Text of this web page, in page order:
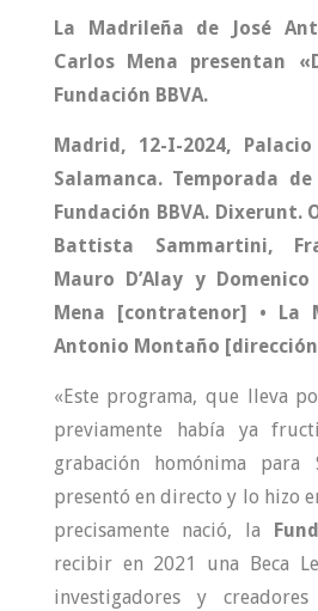
La Madrileña de José
Carlos Mena presentan
Fundación BBVA.
Madrid, 12-I-2024,
Salamanca. Temporada
Fundación BBVA. Dixerunt.
Battista Sammartini,
Mauro D’Alay y
Mena [contratenor] • La
Antonio Montaño
«Este programa, que lleva
previamente había ya
grabación homónima para
presentó en directo y lo hizo
precisamente nació, la
recibir en 2021 una Beca
investigadores y